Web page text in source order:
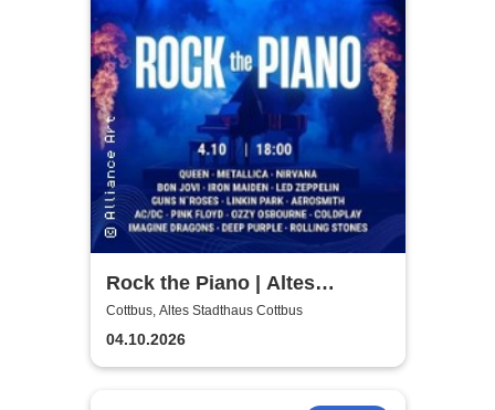
Rock the Piano | Altes
Stadthaus Cottbus
Cottbus, Altes Stadthaus Cottbus
04.10.2026